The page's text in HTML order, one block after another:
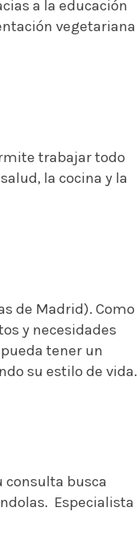
a la educación
vegetariana
trabajar todo
la cocina y la
de Madrid). Como
y necesidades
tener un
su estilo de vida.
consulta busca
Especialista